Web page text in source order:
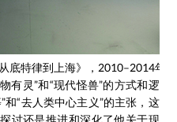
底特律到上海》，2010–2014年
有灵”和“现代怪兽”的方式和逻
“去人类中心主义”的主张，这
讨还是推进和深化了他关于现